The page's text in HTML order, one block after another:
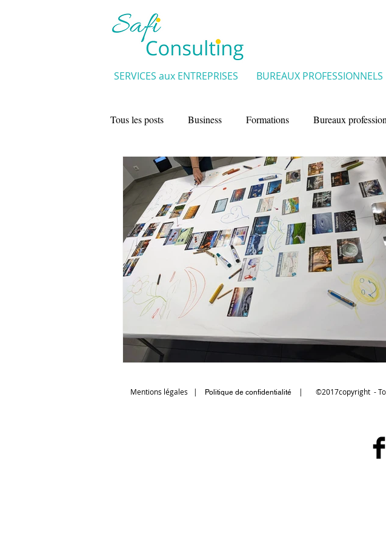
SERVICES aux ENTREPRISES BUREAUX PROFESSIONNELS
Tous les posts Business Formations Bureaux
Mentions légales | Politique de confidentialité | ©2017copyright -